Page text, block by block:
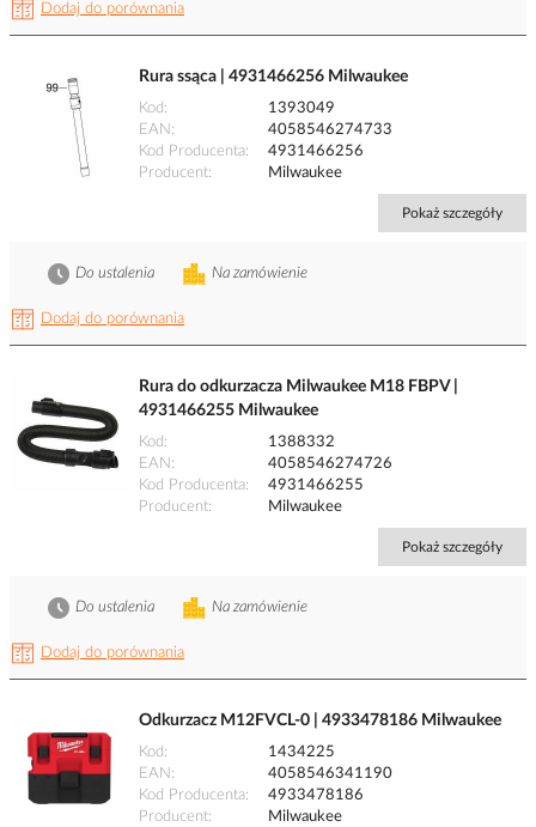
Dodaj do porównania
Rura ssąca | 4931466256 Milwaukee
Kod
1393049
EAN
4058546274733
Kod Producenta
4931466256
Producent
Milwaukee
Pokaż szczegóły
Dodaj do porównania
Na zamówienie
Do ustalenia
Rura do odkurzacza Milwaukee M18 FBPV |
4931466255 Milwaukee
Kod
1388332
EAN
4058546274726
Kod Producenta
4931466255
Producent
Milwaukee
Pokaż szczegóły
Dodaj do porównania
Na zamówienie
Do ustalenia
Odkurzacz M12FVCL-0 | 4933478186 Milwaukee
Kod
1434225
EAN
4058546341190
Kod Producenta
4933478186
Producent
Milwaukee